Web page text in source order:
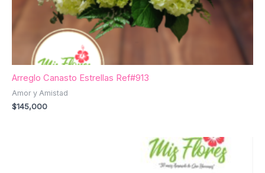
Arreglo Canasto Estrellas Ref#913
Amor y Amistad
$145,000